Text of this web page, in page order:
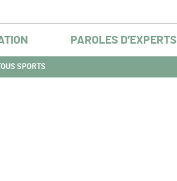
PAROLES D’EXPERTS
SPORTS